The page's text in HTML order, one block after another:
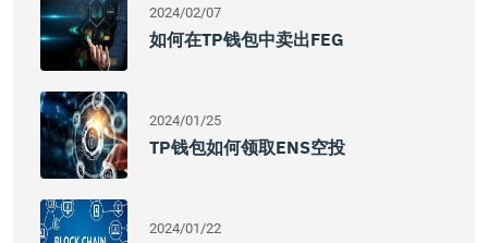
2024/02/07
如何在TP钱包中卖出FEG
2024/01/25
TP钱包如何领取ENS空投
2024/01/22